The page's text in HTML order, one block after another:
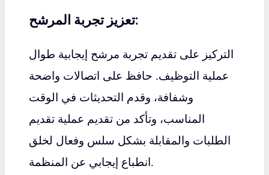
تعزيز تجربة المرشح:
التركيز على تقديم تجربة مرشح إيجابية طوال
عملية التوظيف. حافظ على اتصالات واضحة
وشفافة، وقدم التحديثات في الوقت
المناسب، وتأكد من تقديم عملية تقديم
الطلبات والمقابلة بشكل سلس وفعال لخلق
انطباع إيجابي عن المنظمة.